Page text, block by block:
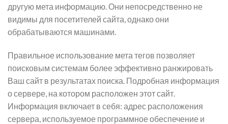
другую мета информацию. Они непосредственно не
видимы для посетителей сайта, однако они
обрабатываются машинами.
Правильное использование мета тегов позволяет
поисковым системам более эффективно ранжировать
Ваш сайт в результатах поиска. Подробная информация
о сервере, на котором расположен этот сайт.
Информация включает в себя: адрес расположения
сервера, используемое программное обеспечение и